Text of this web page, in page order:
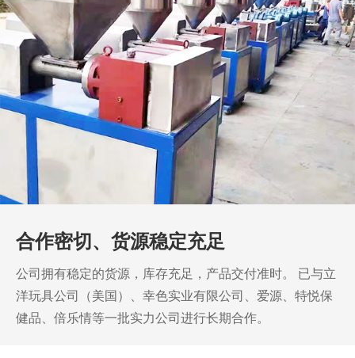
我们具有强大的科技开发生产能力。 公司拥有自主知识产
权，多年来积累了丰富的行业经验，以实力赢得客户的一
致认可。